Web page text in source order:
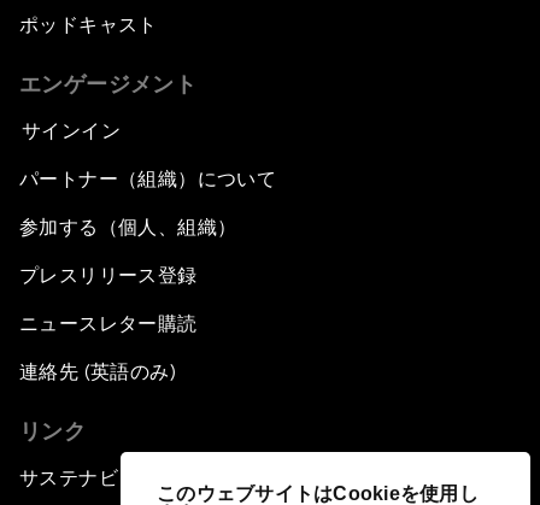
このウェブサイトはCookieを使用し
African-Led Health Systems
Building Trust through Sustainable Institutions
Empowering Africa’s Digital Disruptors
Africa's Unicorn Effect
Innovation
Achieving Inclusive Growth
ポッドキャスト
エンゲージメント
サインイン
パートナー（組織）について
参加する（個人、組織）
プレスリリース登録
ニュースレター購読
連絡先 (英語のみ)
リンク
サステナビリティへの取り組み